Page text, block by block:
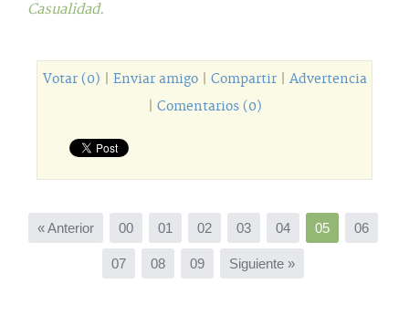
Casualidad.
Votar (0) Enviar amigo| Compartir| Advertencia
Comentarios (0)
« Anterior 00 01 02 03 04 05 06
07 08 09 Siguiente »